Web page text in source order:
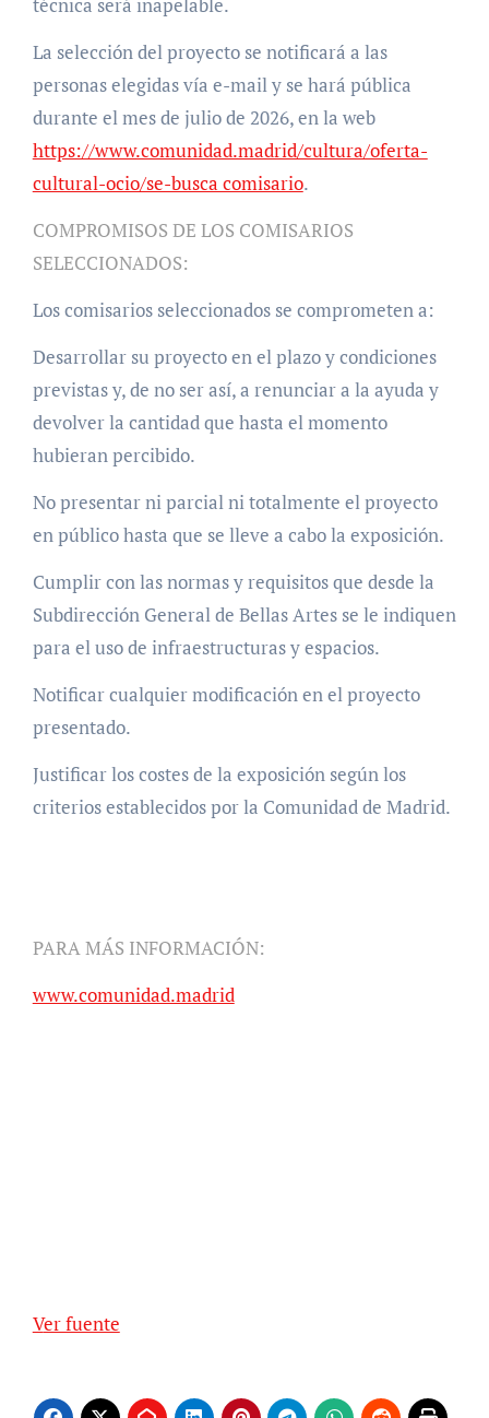
La selección del proyecto se notificará a las
personas elegidas vía e-mail y se hará pública
durante el mes de julio de 2026, en la web
https://www.comunidad.madrid/cultura/oferta-
cultural-ocio/se-busca comisario.
COMPROMISOS DE LOS COMISARIOS
SELECCIONADOS:
Los comisarios seleccionados se comprometen a:
Desarrollar su proyecto en el plazo y condiciones
previstas y, de no ser así, a renunciar a la ayuda y
devolver la cantidad que hasta el momento
hubieran percibido.
No presentar ni parcial ni totalmente el proyecto
en público hasta que se lleve a cabo la exposición.
Cumplir con las normas y requisitos que desde la
Subdirección General de Bellas Artes se le indiquen
para el uso de infraestructuras y espacios.
Notificar cualquier modificación en el proyecto
presentado.
Justificar los costes de la exposición según los
criterios establecidos por la Comunidad de Madrid.
PARA MÁS INFORMACIÓN:
www.comunidad.madrid
Ver fuente